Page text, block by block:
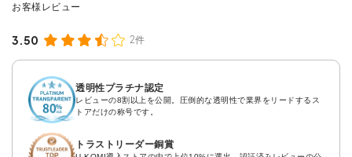
3.50 2件
透明性プラチナ認定
レビューの8割以上を公開。圧倒的な透明性で業界をリードするス
トアだけの称号です。
トラストリーダー銅賞